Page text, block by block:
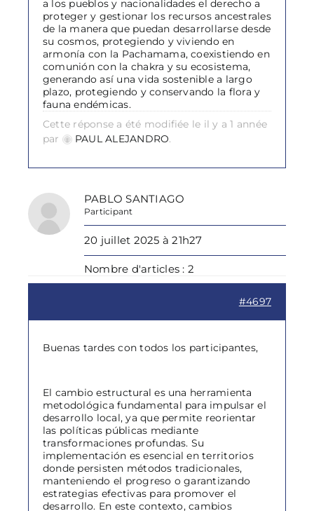
a los pueblos y nacionalidades el derecho a
proteger y gestionar los recursos ancestrales
de la manera que puedan desarrollarse desde
su cosmos, protegiendo y viviendo en
armonía con la Pachamama, coexistiendo en
comunión con la chakra y su ecosistema,
generando así una vida sostenible a largo
plazo, protegiendo y conservando la flora y
fauna endémicas.
Cette réponse a été modifiée le il y a 1 année
par
PAUL ALEJANDRO.
PABLO SANTIAGO
Participant
20 juillet 2025 à 21h27
Nombre d'articles : 2
#4697
Buenas tardes con todos los participantes,
El cambio estructural es una herramienta
metodológica fundamental para impulsar el
desarrollo local, ya que permite reorientar
las políticas públicas mediante
transformaciones profundas. Su
implementación es esencial en territorios
donde persisten métodos tradicionales,
manteniendo el progreso o garantizando
estrategias efectivas para promover el
desarrollo. En este contexto, cambios